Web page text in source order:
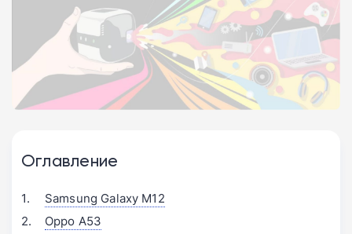
Оглавление
Samsung Galaxy M12
Oppo A53